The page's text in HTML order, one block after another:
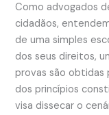
Como advogados
cidadãos,
de uma simples
dos seus direitos,
provas são obtidas
dos princípios
visa dissecar o